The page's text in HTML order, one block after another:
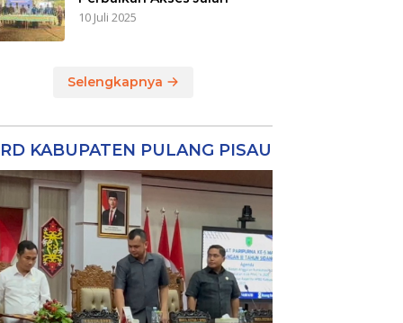
10 Juli 2025
Selengkapnya
KABUPATEN PULANG PISAU